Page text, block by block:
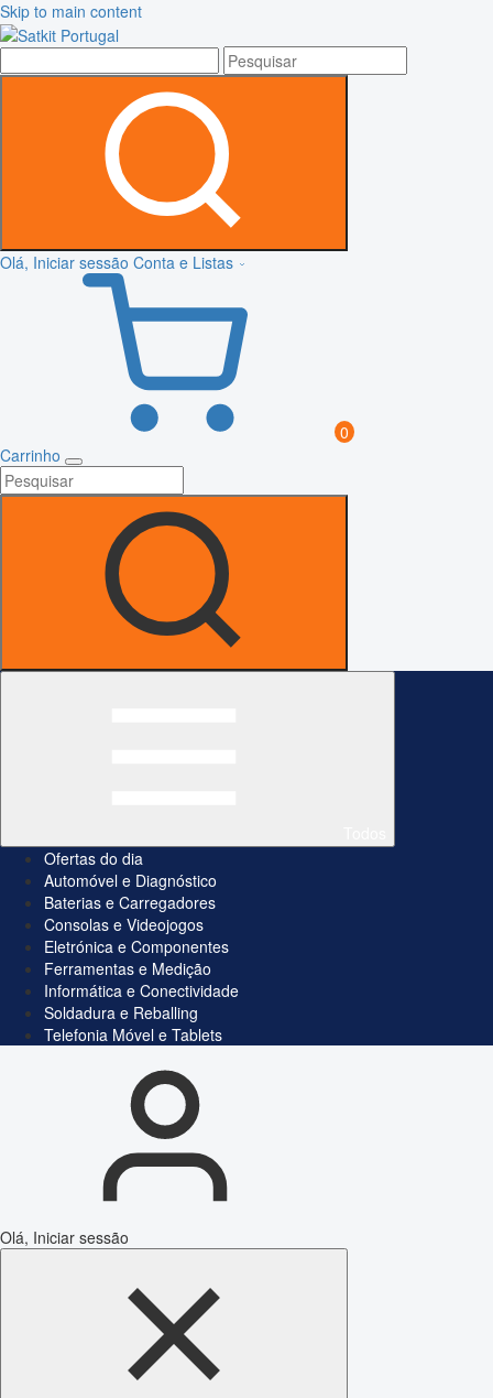
Skip to main content
Olá, Iniciar sessão Conta e Listas
0
Carrinho
Ofertas do dia
Automóvel e Diagnóstico
Baterias e Carregadores
Consolas e Videojogos
Eletrónica e Componentes
Ferramentas e Medição
Informática e Conectividade
Soldadura e Reballing
Telefonia Móvel e Tablets
Olá, Iniciar sessão